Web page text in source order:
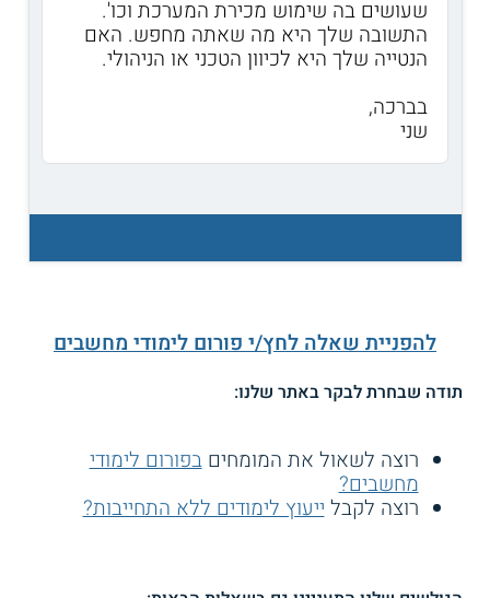
שעושים בה שימוש מכירת המערכת וכו'.
התשובה שלך היא מה שאתה מחפש. האם
הנטייה שלך היא לכיוון הטכני או הניהולי.
בברכה,
שני
להפניית שאלה לחץ/י פורום לימודי מחשבים
תודה שבחרת לבקר באתר שלנו:
רוצה לשאול את המומחיםבפורום לימודי
מחשבים?
רוצה לקבלייעוץ לימודים ללא התחייבות?